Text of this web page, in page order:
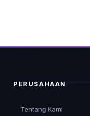
PERUSAHAAN
Tentang Kami